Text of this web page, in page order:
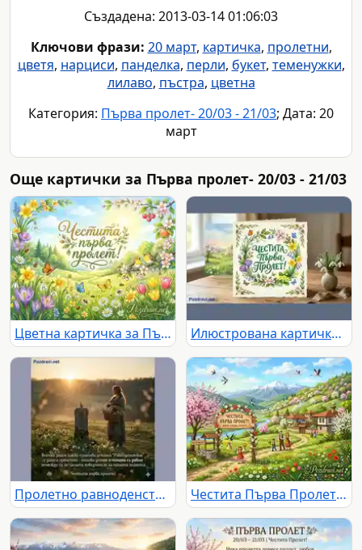
Създадена: 2013-03-14 01:06:03
Ключови фрази: 20 март, картичка, пролетни,
цветя, нарциси, панделка, перли, букет, теменужки,
лилаво, пъстра, цветна
Категория: Първа пролет- 20/03 - 21/03; Дата: 20
март
Още картички за Първа пролет- 20/03 - 21/03
Цветна картичка за Първа пролет Илюстрована картичка "Честита Първа Пролет" с кокичета
Пролетно равноденствие: Сцена на спокойствие и надежда Честита Първа Пролет: Българска картичка с цъфтяща природа, село и семейство в народни носии.